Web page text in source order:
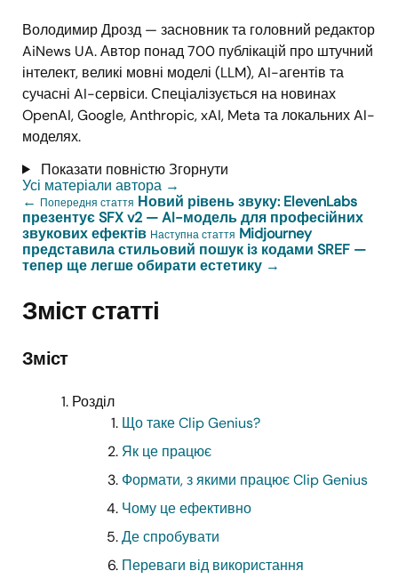
Володимир Дрозд — засновник та головний редактор
AiNews UA. Автор понад 700 публікацій про штучний
інтелект, великі мовні моделі (LLM), AI-агентів та
сучасні AI-сервіси. Спеціалізується на новинах
OpenAI, Google, Anthropic, xAI, Meta та локальних AI-
моделях.
Показати повністюЗгорнути
Усі матеріали автора →
← Попередня стаття Новий рівень звуку: ElevenLabs
презентує SFX v2 — AI-модель для професійних
звукових ефектів Наступна стаття Midjourney
представила стильовий пошук із кодами SREF —
тепер ще легше обирати естетику →
Зміст статті
Зміст
Розділ
Що таке Clip Genius?
Як це працює
Формати, з якими працює Clip Genius
Чому це ефективно
Де спробувати
Переваги від використання